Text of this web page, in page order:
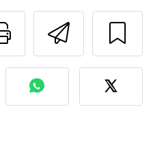
Vytisknout
otázku